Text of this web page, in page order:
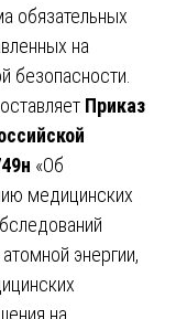
обязательных
на
безопасности.
Приказ
«Об
медицинских
энергии,
на